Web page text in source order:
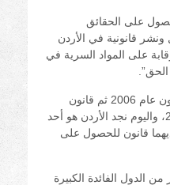
على الحقائق
قانونية في الأردن
على المواد السرية في
وقد ساعد هذا إقرار مسودة قانون عام 2006 ثم قانون
كامل دخل حيز التنفيذ عام 2007، واليوم نجد الأردن هو أحد
قانون للحصول على
من الدول الفائدة الكبيرة